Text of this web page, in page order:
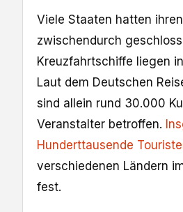
Viele Staaten hatten
zwischendurch
Kreuzfahrtschiffe liegen
Laut dem Deutschen
sind allein rund 30.000
Veranstalter betroffen.
Hunderttausende
verschiedenen Ländern
fest.